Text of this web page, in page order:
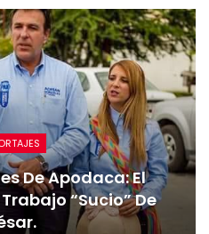
De Apodaca: El
“sucio” De